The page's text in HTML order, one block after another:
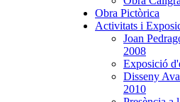
Obra Pictòrica
Activitats i
Joan
2008
Exposició
Disseny
2010